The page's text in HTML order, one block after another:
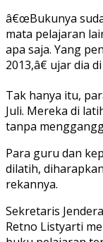
â€œBukunya
mata pelajaran
apa saja. Yang
2013,â€ ujar dia
Tak hanya itu,
Juli. Mereka di
tanpa
Para guru dan
dilatih,
rekannya.
Sekretaris
Retno Listyarti